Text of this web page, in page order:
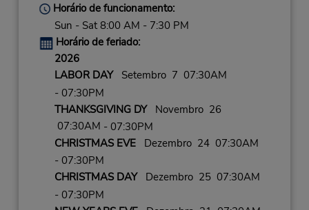
Horário de funcionamento:
Sun - Sat 8:00 AM - 7:30 PM
Horário de feriado:
2026
LABOR DAYSetembro 7 07:30AM
- 07:30PM
THANKSGIVING DYNovembro 26
07:30AM - 07:30PM
CHRISTMAS EVEDezembro 24 07:30AM
- 07:30PM
CHRISTMAS DAYDezembro 25 07:30AM
- 07:30PM